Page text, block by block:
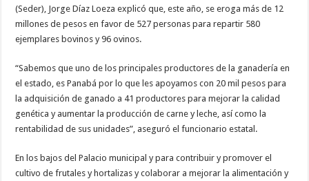
(Seder), Jorge Díaz Loeza explicó que, este año, se eroga más de 12
millones de pesos en favor de 527 personas para repartir 580
ejemplares bovinos y 96 ovinos.
“Sabemos que uno de los principales productores de la ganadería en
el estado, es Panabá por lo que les apoyamos con 20 mil pesos para
la adquisición de ganado a 41 productores para mejorar la calidad
genética y aumentar la producción de carne y leche, así como la
rentabilidad de sus unidades”, aseguró el funcionario estatal.
En los bajos del Palacio municipal y para contribuir y promover el
cultivo de frutales y hortalizas y colaborar a mejorar la alimentación y